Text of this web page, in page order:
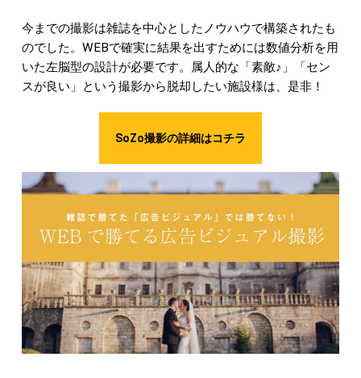
今までの撮影は雑誌を中心としたノウハウで構築されたも
のでした。WEBで確実に結果を出すためには数値分析を用
いた左脳型の設計が必要です。属人的な「素敵♪」「セン
スが良い」という撮影から脱却したい施設様は、是非！
SoZo撮影の詳細はコチラ